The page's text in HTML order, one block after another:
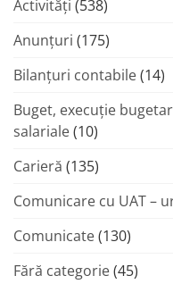
Activități (538)
Anunțuri (175)
Bilanțuri contabile(14)
Buget, execuție
salariale(10)
Carieră (135)
Comunicare cu UAT –
Comunicate(130)
Fără categorie(45)